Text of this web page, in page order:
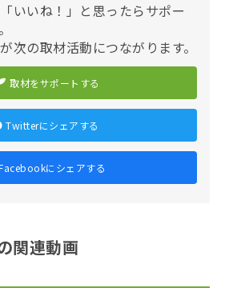
いいね！」と思ったらサポー
次の取材活動につながります。
取材をサポートする
Twitterにシェアする
にシェアする
関連動画